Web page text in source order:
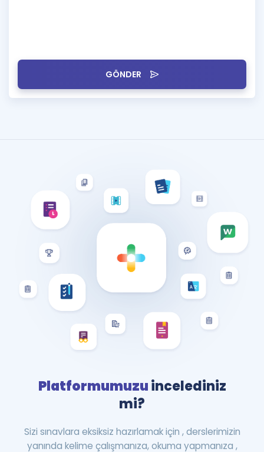
GÖNDER
Platformumuzuincelediniz
mi?
Sizi sınavlara eksiksiz hazırlamak için , derslerimizin
yanında kelime çalışmanıza, okuma yapmanıza ,